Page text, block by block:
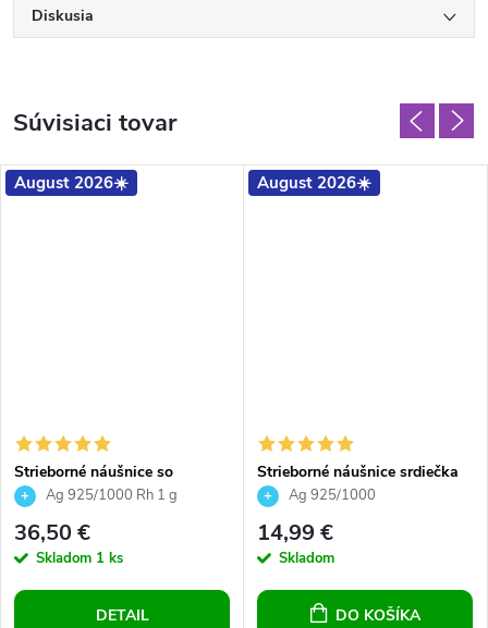
Diskusia
Súvisiaci tovar
August 2026☀️
Strieborné náušnice so
syntetickým opálom a
Ag 925/1000 Rh 1 g
36,50 €
Skladom 1 ks
DETAIL
August 2026☀️
Strieborné náušnice srdiečka
10 mm Light Rose Crystals
Ag 925/1000
14,99 €
Skladom
DO KOŠÍKA